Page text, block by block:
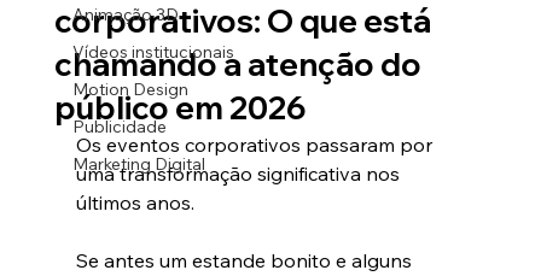
Animação 3D
Vídeos institucionais
Motion Design
Publicidade
Marketing Digital
corporativos: O que está
chamando a atenção do
público em 2026
Os eventos corporativos passaram por
uma transformação significativa nos
últimos anos.
Se antes um estande bonito e alguns